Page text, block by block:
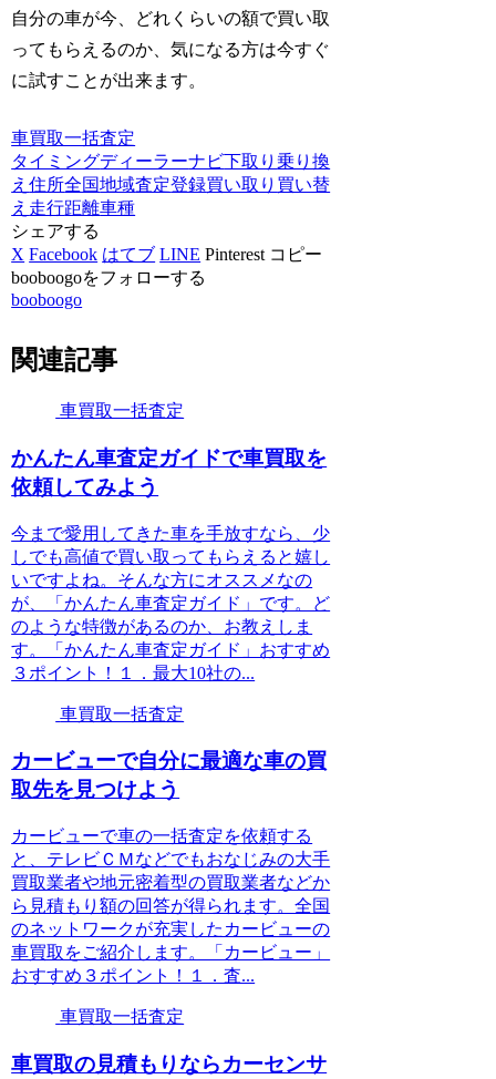
自分の車が今、どれくらいの額で買い取
ってもらえるのか、気になる方は今すぐ
に試すことが出来ます。
車買取一括査定
タイミングディーラーナビ下取り乗り換
え住所全国地域査定登録買い取り 買い替
え 走行距離車種
シェアする
X Facebook はてブ LINE Pinterest コピー
booboogoをフォローする
booboogo
関連記事
車買取一括査定
かんたん車査定ガイドで車買取を
依頼してみよう
今まで愛用してきた車を手放すなら、少
しでも高値で買い取ってもらえると嬉し
いですよね。そんな方にオススメなの
が、「かんたん車査定ガイド」です。ど
のような特徴があるのか、お教えしま
す。「かんたん車査定ガイド」おすすめ
３ポイント！１．最大10社の...
車買取一括査定
カービューで自分に最適な車の買
取先を見つけよう
カービューで車の一括査定を依頼する
と、テレビＣＭなどでもおなじみの大手
買取業者や地元密着型の買取業者などか
ら見積もり額の回答が得られます。全国
のネットワークが充実したカービューの
車買取をご紹介します。「カービュー」
おすすめ３ポイント！１．査...
車買取一括査定
車買取の見積もりならカーセンサ